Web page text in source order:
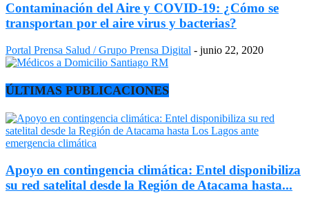
Contaminación del Aire y COVID-19: ¿Cómo se
transportan por el aire virus y bacterias?
Portal Prensa Salud / Grupo Prensa Digital - junio 22, 2020
ÚLTIMAS PUBLICACIONES
Apoyo en contingencia climática: Entel disponibiliza
su red satelital desde la Región de Atacama hasta...